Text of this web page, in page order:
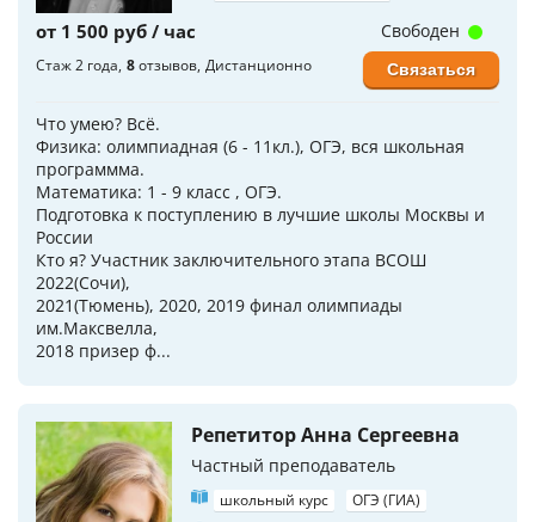
от 1 500 руб / час
Стаж 2 года 8отзывов Дистанционно
Что умею? Всё.
Физика: олимпиадная (6 - 11кл.), ОГЭ, вся школьная
программма.
Математика: 1 - 9 класс , ОГЭ.
Подготовка к поступлению в лучшие школы Москвы и
России
Кто я? Участник заключительного этапа ВСОШ
2022(Сочи),
2021(Тюмень), 2020, 2019 финал олимпиады
им.Максвелла,
2018 призер ф...
Свободен
Связаться
Репетитор Анна Сергеевна
Частный преподаватель
школьный курс
ОГЭ (ГИА)